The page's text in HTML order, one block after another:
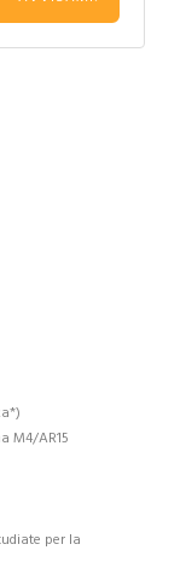
M4/AR15
per la